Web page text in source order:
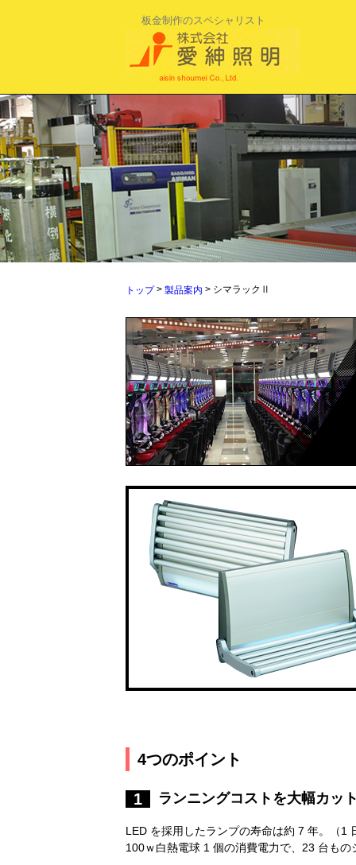
板金制作のスペシャリスト
トップ> 製品案内 > シマラックⅡ
4つのポイント
1 ランニングコストを大幅カッ
LED を採用したランプの寿命は約 7 年。（1
100ｗ白熱電球 1 個の消費電力で、23 台も